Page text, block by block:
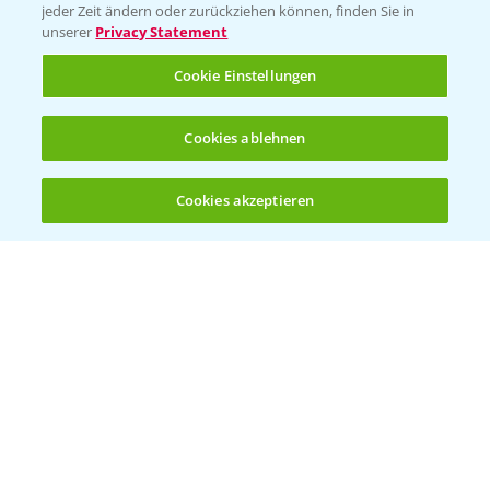
(noch 4)
Sammelstellen und Termine
Kontakt & Notfall
Beratung auf WhatsApp
+49 (0)174 346 564 1
jeder Zeit ändern oder zurückziehen können, finden Sie in
unserer Privacy Statement
Cookie Einstellungen
Cookies ablehnen
Cookies akzeptieren